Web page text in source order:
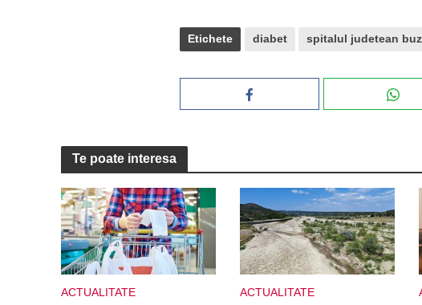
Etichete diabet spitalul judetean
Te poate interesa
ACTUALITATE ACTUALITATE